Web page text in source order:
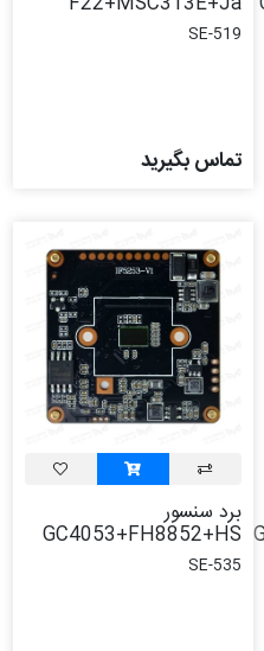
SE-519
تماس بگیرید
برد سنسور
GC4053+FH8852+HS
SE-535